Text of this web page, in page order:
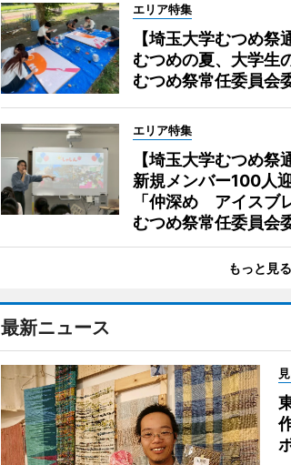
エリア特集
【埼玉大学むつめ祭
むつめの夏、大学生
むつめ祭常任委員
エリア特集
【埼玉大学むつめ祭
新規メンバー100人
「仲深め アイスブ
むつめ祭常任委員
もっと見る
最新ニュース